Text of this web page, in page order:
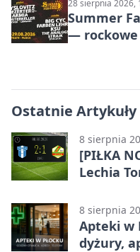
28 sierpnia 2026,
Summer
—
Ostatnie Artykuły
8 sierpnia
[PIŁKA
Lechia
8 sierpnia
Apteki w
dyżury,